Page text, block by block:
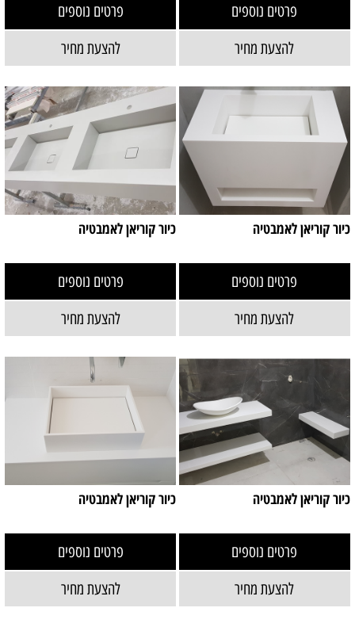
פרטים נוספים
להצעת מחיר
פרטים נוספים
להצעת מחיר
כיור קוריאן לאמבטיה
פרטים נוספים
להצעת מחיר
כיור קוריאן לאמבטיה
פרטים נוספים
להצעת מחיר
כיור קוריאן לאמבטיה
פרטים נוספים
להצעת מחיר
כיור קוריאן לאמבטיה
פרטים נוספים
להצעת מחיר